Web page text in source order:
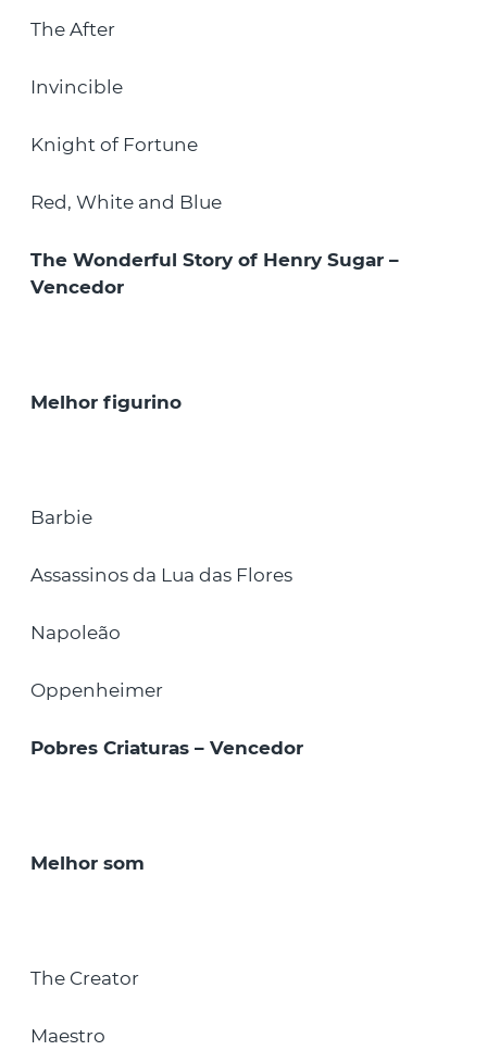
The After
Invincible
Knight of Fortune
Red, White and Blue
The Wonderful Story of Henry Sugar –
Vencedor
Melhor figurino
Barbie
Assassinos da Lua das Flores
Napoleão
Oppenheimer
Pobres Criaturas – Vencedor
Melhor som
The Creator
Maestro